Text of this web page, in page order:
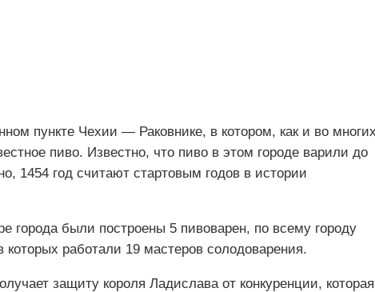
пункте Чехии — Раковнике, в котором, как и во
пиво. Известно, что пиво в этом городе варили до
1454 год считают стартовым годов в истории
города были построены 5 пивоварен, по всему городу
работали 19 мастеров солодоварения.
защиту короля Ладислава от конкуренции, которая